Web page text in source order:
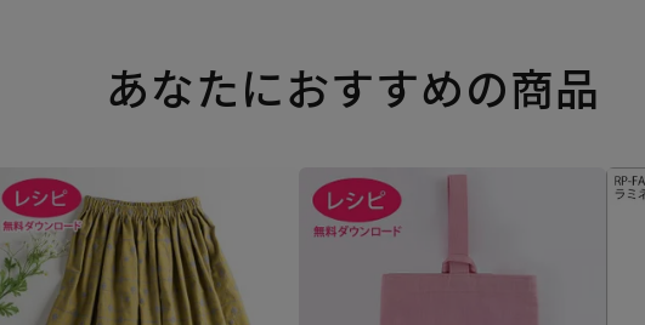
あなたにおすすめの商品